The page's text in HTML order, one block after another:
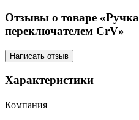
Отзывы о товаре
переключателем CrV»
Написать отзыв
Характеристики
Компания